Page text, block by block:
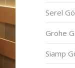
Serel
Grohe
Siamp